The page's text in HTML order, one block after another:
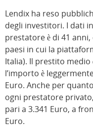
Lendix ha reso
degli investitori. I dati
prestatore è di 41
paesi in cui la
Italia). Il prestito medio
l’importo è
Euro. Anche per
ogni prestatore
pari a 3.341 Euro, a
Euro.